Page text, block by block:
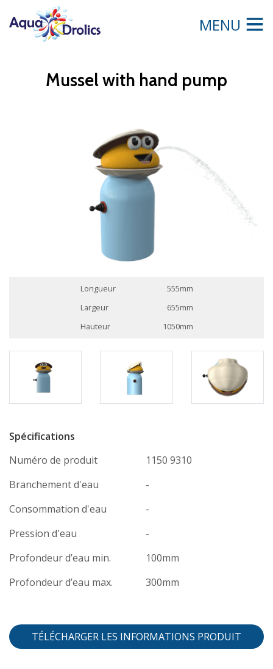
MENU
Mussel with hand pump
Longueur
555mm
Largeur
655mm
Hauteur
1050mm
Spécifications
Numéro de produit
1150 9310
Branchement d'eau
-
Consommation d'eau
-
Pression d'eau
-
Profondeur d’eau min.
100mm
Profondeur d’eau max.
300mm
TÉLÉCHARGER LES INFORMATIONS PRODUIT